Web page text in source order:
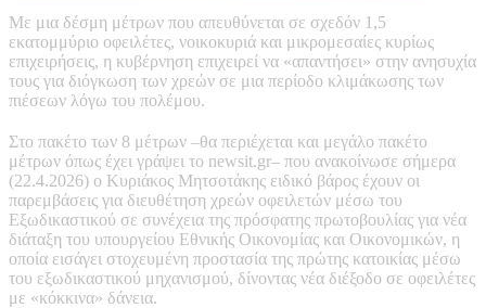
Με μια δέσμη μέτρων που απευθύνεται σε σχεδόν 1,5
εκατομμύριο οφειλέτες, νοικοκυριά και μικρομεσαίες κυρίως
επιχειρήσεις, η κυβέρνηση επιχειρεί να «απαντήσει» στην ανησυχία
τους για διόγκωση των χρεών σε μια περίοδο κλιμάκωσης των
πιέσεων λόγω του πολέμου.
Στο πακέτο των 8 μέτρων –θα περιέχεται και μεγάλο πακέτο
μέτρων όπως έχει γράψει το newsit.gr– που ανακοίνωσε σήμερα
(22.4.2026) ο Κυριάκος Μητσοτάκης ειδικό βάρος έχουν οι
παρεμβάσεις για διευθέτηση χρεών οφειλετών μέσω του
Εξωδικαστικού σε συνέχεια της πρόσφατης πρωτοβουλίας για νέα
διάταξη του υπουργείου Εθνικής Οικονομίας και Οικονομικών, η
οποία εισάγει στοχευμένη προστασία της πρώτης κατοικίας μέσω
του εξωδικαστικού μηχανισμού, δίνοντας νέα διέξοδο σε οφειλέτες
με «κόκκινα» δάνεια.